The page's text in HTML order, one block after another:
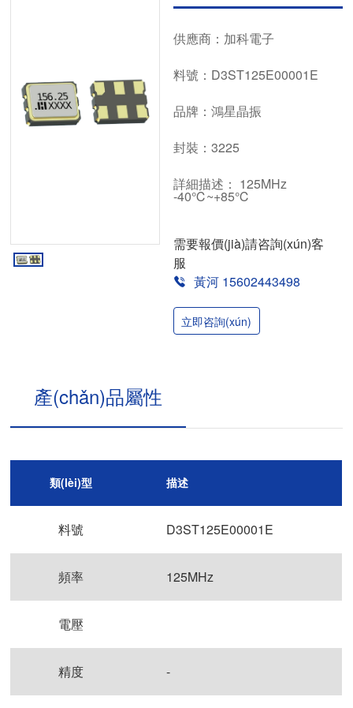
供應商：加科電子
料號：D3ST125E00001E
品牌：鴻星晶振
封裝：3225
詳細描述： 125MHz
-40℃~+85℃
需要報價(jià)請咨詢(xún)客
服
黃河 15602443498
立即咨詢(xún)
產(chǎn)品屬性
類(lèi)型 描述
料號 D3ST125E00001E
頻率 125MHz
電壓
精度 -